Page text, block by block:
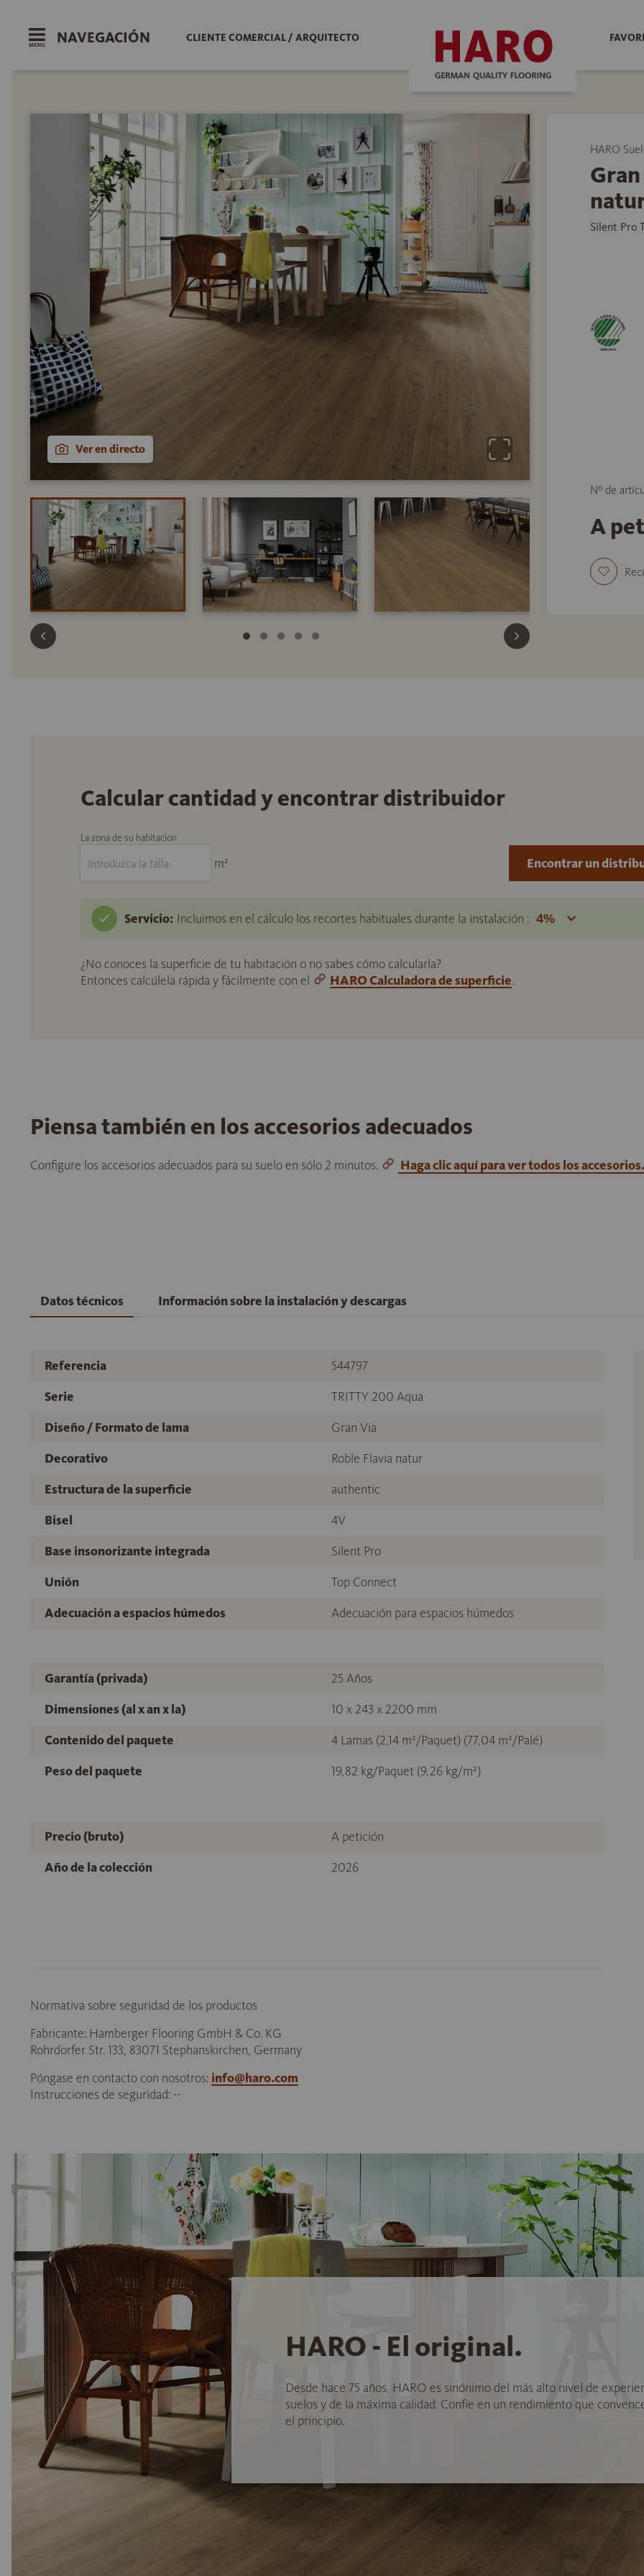
NAVEGACIÓN CLIENTE COMERCIAL / ARQUITECTO
Ver en directo
HARO
Silent Pro
Nº de
A
Calcular cantidad y encontrar distribuidor
La zona de su habitación
m²
Servicio: Incluimos en el cálculo los recortes habituales durante la instalación :
¿No conoces la superficie de tu habitación o no sabes cómo calcularla?
Entonces calcúlela rápida y fácilmente con el
HARO Calculadora de superficie.
Encontrar un
Piensa también en los accesorios adecuados
Configure los accesorios adecuados para su suelo en sólo 2 minutos. Haga clic aquí para ver todos los accesorios.
Datos técnicos Información sobre la instalación y descargas
Referencia
544797
Serie
TRITTY 200 Aqua
Diseño / Formato de lama
Gran Via
Decorativo
Roble Flavia natur
Estructura de la superficie
authentic
Bisel
4V
Base insonorizante integrada
Silent Pro
Unión
Top Connect
Adecuación a espacios húmedos
Adecuación para espacios húmedos
Garantía (privada)
25 Años
Dimensiones (al x an x la)
10 x 243 x 2200 mm
Contenido del paquete
4 Lamas (2,14 m²/Paquet) (77,04 m²/Palé)
Peso del paquete
19,82 kg/Paquet (9,26 kg/m²)
Precio (bruto)
A petición
Año de la colección
2026
Normativa sobre seguridad de los productos
Fabricante: Hamberger Flooring GmbH & Co. KG
Rohrdorfer Str. 133, 83071 Stephanskirchen, Germany
Póngase en contacto con nosotros: info@haro.com
Instrucciones de seguridad: --
HARO - El original.
Desde hace 75 años, HARO es sinónimo del más alto nivel de
suelos y de la máxima calidad. Confíe en un rendimiento que
el principio.